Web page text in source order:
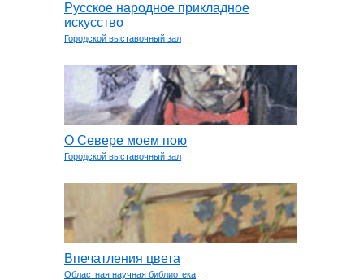
Русское народное прикладное
искусство
Городской выставочный зал
О Севере моем пою
Городской выставочный зал
Впечатления цвета
Областная научная библиотека